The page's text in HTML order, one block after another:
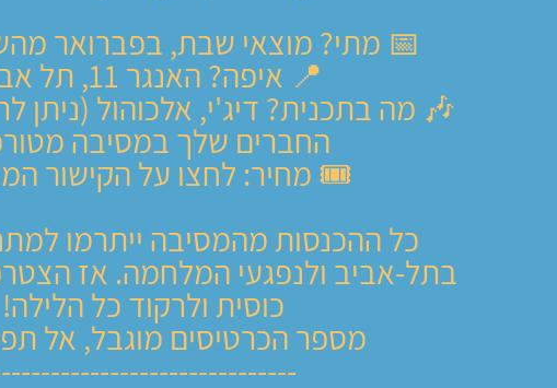
📅 מתי? מוצאי שבת, בפברואר מהשעה
📍 איפה? האנגר 11, תל אביב.
🎶 מה בתכנית? דיג'י, אלכוהול (ניתן
החברים שלך במסיבה
🎟️ מחיר: לחצו על הקישור
כל ההכנסות מהמסיבה ייתרמו
בתל-אביב ולנפגעי המלחמה. אז
כוסית ולרקוד כל הלילה!
מספר הכרטיסים מוגבל, אל